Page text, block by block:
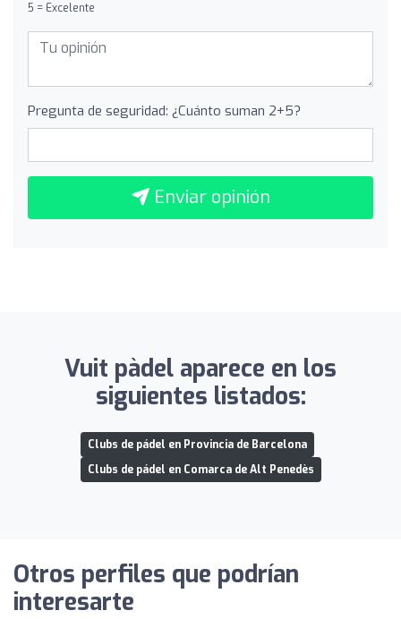
5 = Excelente
Pregunta de seguridad: ¿Cuánto suman 2+5?
Enviar opinión
Vuit pàdel aparece en los
siguientes listados:
Clubs de pádel en Provincia de Barcelona
Clubs de pádel en Comarca de Alt Penedès
Otros perfiles que podrían
interesarte